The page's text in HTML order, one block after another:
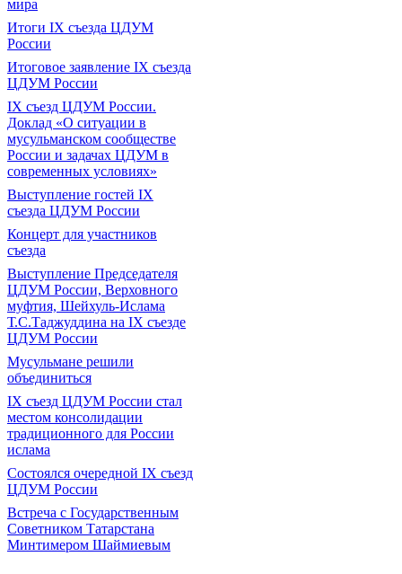
мира
Итоги IX cъезда ЦДУМ
России
Итоговое заявление IX съезда
ЦДУМ России
IX съезд ЦДУМ России.
Доклад «О ситуации в
мусульманском сообществе
России и задачах ЦДУМ в
современных условиях»
Выступление гостей IX
съезда ЦДУМ России
Концерт для участников
съезда
Выступление Председателя
ЦДУМ России, Верховного
муфтия, Шейхуль-Ислама
Т.С.Таджуддина на IX съезде
ЦДУМ России
Мусульмане решили
объединиться
IX съезд ЦДУМ России стал
местом консолидации
традиционного для России
ислама
Состоялся очередной IX съезд
ЦДУМ России
Встреча с Государственным
Советником Татарстана
Минтимером Шаймиевым